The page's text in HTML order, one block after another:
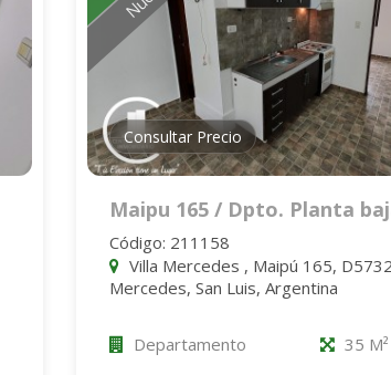
Consultar Precio
Maipu 165 / Dpto. Planta
Código: 211158
Villa Mercedes , Maipú 165,
Mercedes, San Luis, Argentina
Departamento 35